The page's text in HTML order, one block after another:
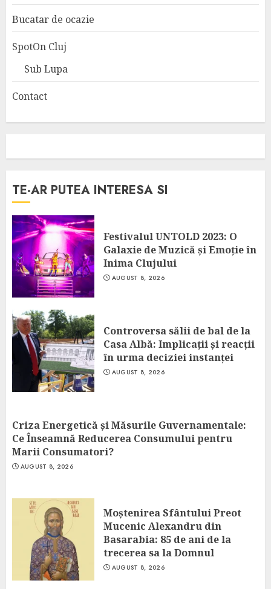
Bucatar de ocazie
SpotOn Cluj
Sub Lupa
Contact
TE-AR PUTEA INTERESA SI
Festivalul UNTOLD 2023: O
Galaxie de Muzică și Emoție în
Inima Clujului
AUGUST 8, 2026
Controversa sălii de bal de la
Casa Albă: Implicații și reacții
în urma deciziei instanței
AUGUST 8, 2026
Criza Energetică și Măsurile Guvernamentale:
Ce Înseamnă Reducerea Consumului pentru
Marii Consumatori?
AUGUST 8, 2026
Moștenirea Sfântului Preot
Mucenic Alexandru din
Basarabia: 85 de ani de la
trecerea sa la Domnul
AUGUST 8, 2026